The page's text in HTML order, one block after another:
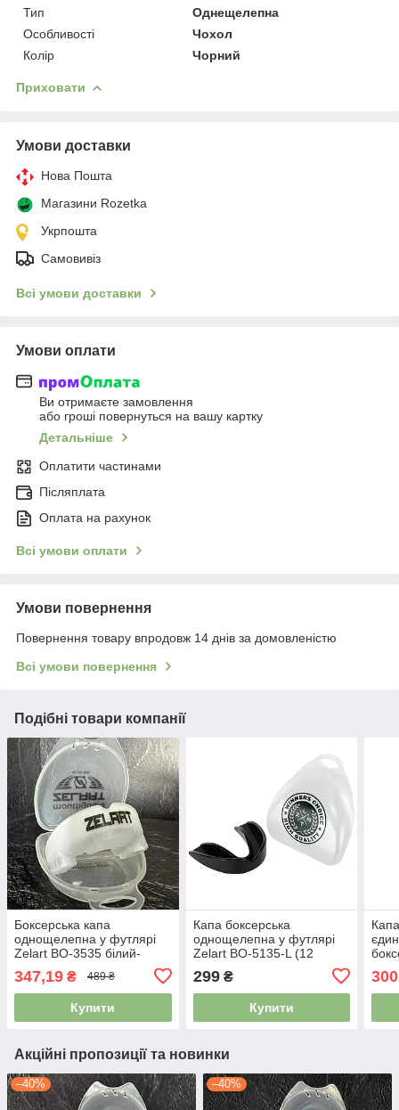
Тип
Однещелепна
Особливості
Чохол
Колір
Чорний
Приховати
Умови доставки
Нова Пошта
Магазини Rozetka
Укрпошта
Самовивіз
Всі умови доставки
Умови оплати
Ви отримаєте замовлення
або гроші повернуться на вашу картку
Детальніше
Оплатити частинами
Післяплата
Оплата на рахунок
Всі умови оплати
Умови повернення
Повернення товару впродовж 14 днів за домовленістю
Всі умови повернення
Подібні товари компанії
Боксерська капа
однощелепна у футлярі
Zelart BO-3535 білий-
347,19 ₴ 489 ₴
Купити
Капа боксерська
однощелепна у футлярі
Zelart BO-5135-L (12
299₴
Купити
BO-
Акційні пропозиції та новинки
–40% –40%